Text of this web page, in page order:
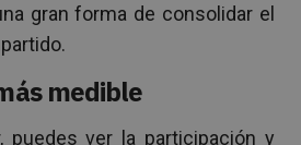
gran forma de consolidar el
medible
puedes ver la participación y